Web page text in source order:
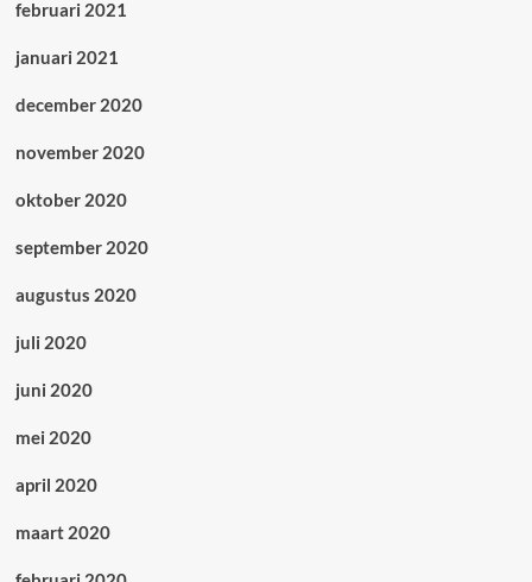
februari 2021
januari 2021
december 2020
november 2020
oktober 2020
september 2020
augustus 2020
juli 2020
juni 2020
mei 2020
april 2020
maart 2020